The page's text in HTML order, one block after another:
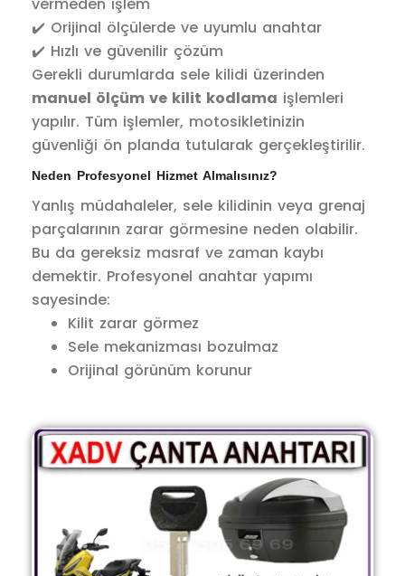
✔️ Orijinal ölçülerde ve uyumlu anahtar
✔️ Hızlı ve güvenilir çözüm
Gerekli durumlarda sele kilidi üzerinden
manuel ölçüm ve kilit kodlama işlemleri
yapılır. Tüm işlemler, motosikletinizin
güvenliği ön planda tutularak gerçekleştirilir.
Neden Profesyonel Hizmet Almalısınız?
Yanlış müdahaleler, sele kilidinin veya grenaj
parçalarının zarar görmesine neden olabilir.
Bu da gereksiz masraf ve zaman kaybı
demektir. Profesyonel anahtar yapımı
sayesinde:
Kilit zarar görmez
Sele mekanizması bozulmaz
Orijinal görünüm korunur